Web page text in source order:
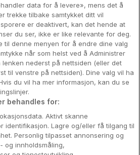
Norden
Coop HotellKupp
Konkurranse
avbrekk
Velvære i var
Premiumhotell
Venninnetur
data for å levere», mens det å
trekke tilbake samtykket ditt vil
er deaktivert, kan det hende at
du ser, ikke er like relevante for deg.
til denne menyen for å endre dine valg
når som helst ved å Administrer
nederst på nettsiden (eller det
til venstre på nettsiden). Dine valg vil ha
du vil ha mer informasjon, kan du se
behandles for:
Aktivt skanne
identifikasjon. Lagre og/eller få tilgang til
Personlig tilpasset annonsering og
og innholdsmåling,